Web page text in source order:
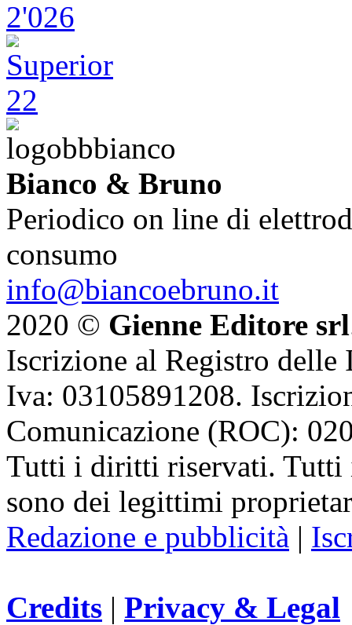
Bianco & Bruno
Periodico on line di
consumo
info@biancoebruno.it
2020 © Gienne Editore srl
Iscrizione al Registro delle
Iva: 03105891208.
Comunicazione (ROC):
Tutti i diritti riservati. Tutti
sono dei legittimi
Redazione e pubblicità |
Credits | Privacy & Legal